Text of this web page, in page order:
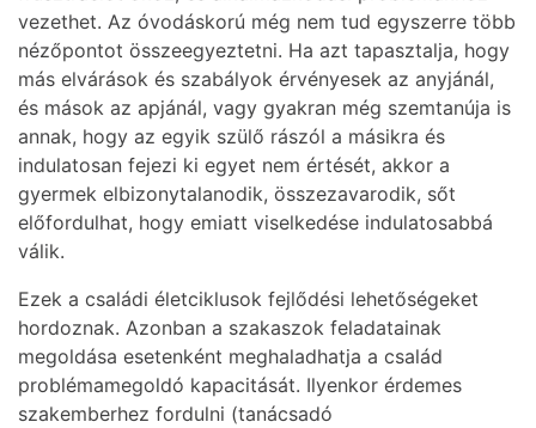
vezethet. Az óvodáskorú még nem tud egyszerre több
nézőpontot összeegyeztetni. Ha azt tapasztalja, hogy
más elvárások és szabályok érvényesek az anyjánál,
és mások az apjánál, vagy gyakran még szemtanúja is
annak, hogy az egyik szülő rászól a másikra és
indulatosan fejezi ki egyet nem értését, akkor a
gyermek elbizonytalanodik, összezavarodik, sőt
előfordulhat, hogy emiatt viselkedése indulatosabbá
válik.
Ezek a családi életciklusok fejlődési lehetőségeket
hordoznak. Azonban a szakaszok feladatainak
megoldása esetenként meghaladhatja a család
problémamegoldó kapacitását. Ilyenkor érdemes
szakemberhez fordulni (tanácsadó